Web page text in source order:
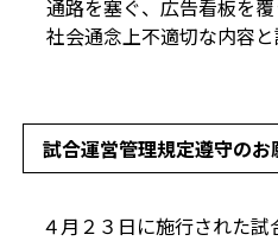
通路を塞ぐ、広告看板を
社会通念上不適切な内容
試合運営管理規定遵守のお
４月２３日に施行された試